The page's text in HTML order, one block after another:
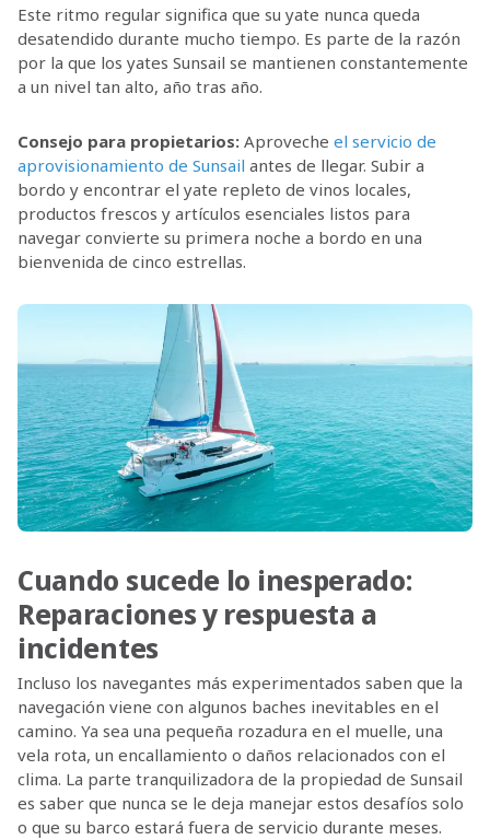
Este ritmo regular significa que su yate nunca queda
desatendido durante mucho tiempo. Es parte de la razón
por la que los yates Sunsail se mantienen constantemente
a un nivel tan alto, año tras año.
Consejo para propietarios:Aproveche el servicio de
aprovisionamiento de Sunsail antes de llegar. Subir a
bordo y encontrar el yate repleto de vinos locales,
productos frescos y artículos esenciales listos para
navegar convierte su primera noche a bordo en una
bienvenida de cinco estrellas.
Cuando sucede lo inesperado:
Reparaciones y respuesta a
incidentes
Incluso los navegantes más experimentados saben que la
navegación viene con algunos baches inevitables en el
camino. Ya sea una pequeña rozadura en el muelle, una
vela rota, un encallamiento o daños relacionados con el
clima. La parte tranquilizadora de la propiedad de Sunsail
es saber que nunca se le deja manejar estos desafíos solo
o que su barco estará fuera de servicio durante meses.